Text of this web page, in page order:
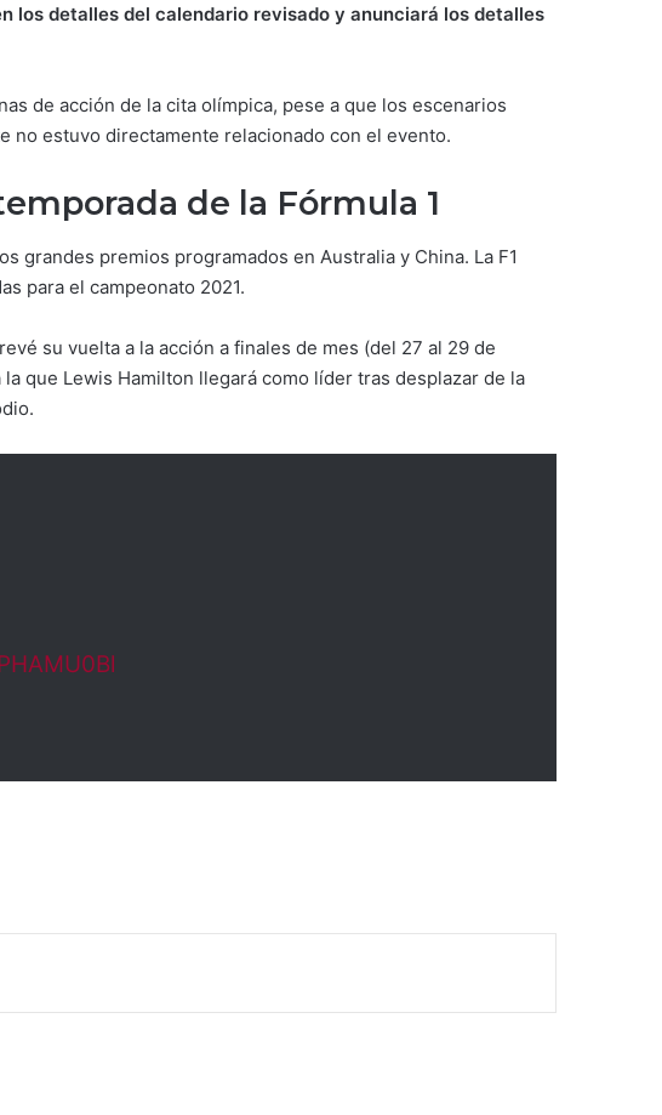
los detalles del calendario revisado y anunciará los detalles
de acción de la cita olímpica, pese a que los escenarios
no estuvo directamente relacionado con el evento.
de la Fórmula 1
grandes premios programados en Australia y China. La F1
para el campeonato 2021.
su vuelta a la acción a finales de mes (del 27 al 29 de
que Lewis Hamilton llegará como líder tras desplazar de la